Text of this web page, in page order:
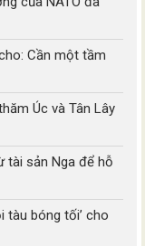
Cần một tầm
Úc và Tân Lây
tài sản Nga để hỗ
tàu bóng tối’ cho